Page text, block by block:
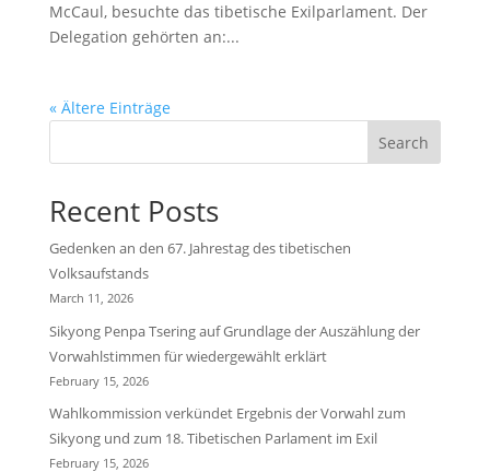
McCaul, besuchte das tibetische Exilparlament. Der
Delegation gehörten an:...
« Ältere Einträge
Search
Recent Posts
Gedenken an den 67. Jahrestag des tibetischen
Volksaufstands
March 11, 2026
Sikyong Penpa Tsering auf Grundlage der Auszählung der
Vorwahlstimmen für wiedergewählt erklärt
February 15, 2026
Wahlkommission verkündet Ergebnis der Vorwahl zum
Sikyong und zum 18. Tibetischen Parlament im Exil
February 15, 2026